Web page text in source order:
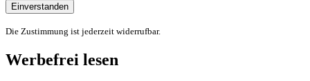
Einverstanden
Die Zustimmung ist jederzeit widerrufbar.
Werbefrei lesen